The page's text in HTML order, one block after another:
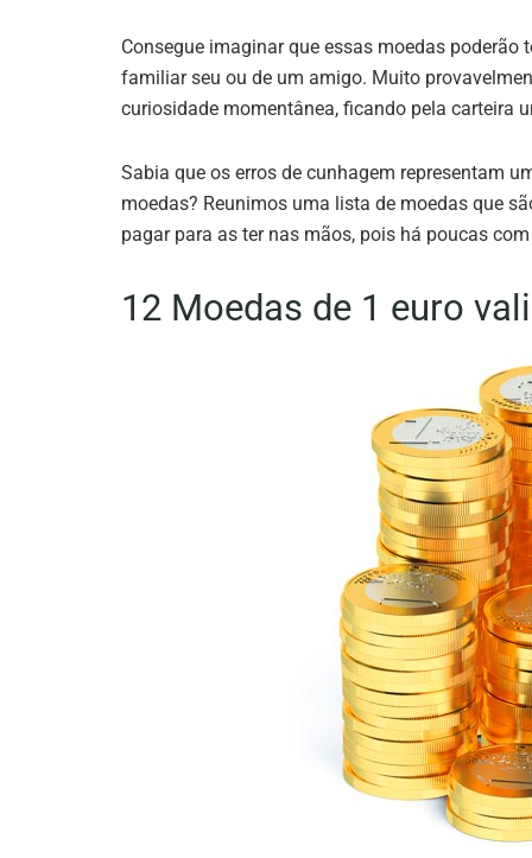
Consegue imaginar que essas moedas
familiar seu ou de um amigo. Muito
curiosidade momentânea, ficando pela carteira
Sabia que os erros de cunhagem representam
moedas? Reunimos uma lista de moedas que
pagar para as ter nas mãos, pois há poucas
12 Moedas de 1 euro